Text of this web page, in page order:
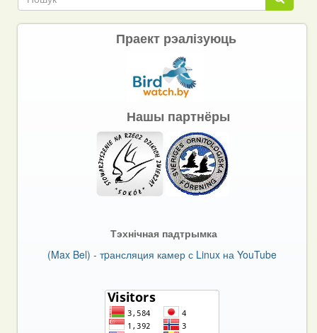
Праект рэалізуюць
Нашы партнёры
Тэхнічная падтрымка
(Max Bel) - тpансляция камер с Linux на YouTube